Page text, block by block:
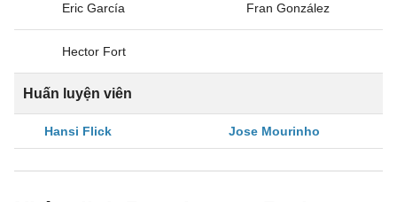
Eric García Fran González
Hector Fort
Huấn luyện viên
Hansi Flick Jose Mourinho